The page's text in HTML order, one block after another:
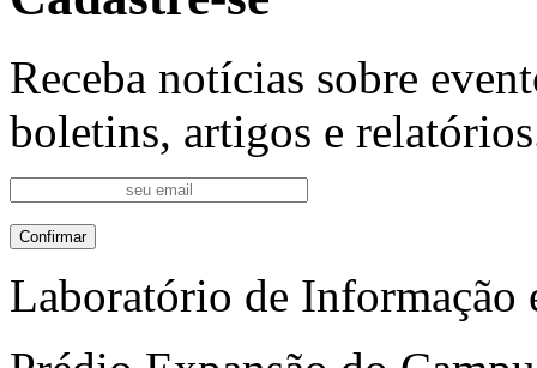
Receba notícias sobre
boletins, artigos e
Laboratório de